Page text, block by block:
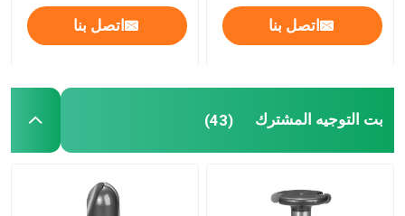
اطلب اقتباس
الملف الموجه بت
اتصل بنا اتصل بنا
بت التوجيه المشترك (43)